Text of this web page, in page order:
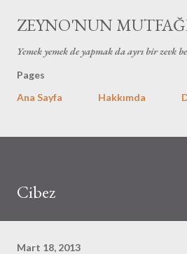
Ana içeriğe
ZEYNO'NUN
Yemek yemek de yapmak da ayrı bir zevk
Pages
Ana Sayfa
Hakkımda
Cibez
Mart 18, 2013